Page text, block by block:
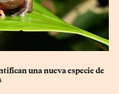
una nueva especie de